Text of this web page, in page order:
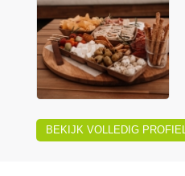
BEKIJK VOLLEDIG PROFIEL